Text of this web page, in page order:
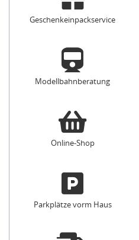
Geschenkeinpackservice
Modellbahnberatung
Online-Shop
Parkplätze vorm Haus